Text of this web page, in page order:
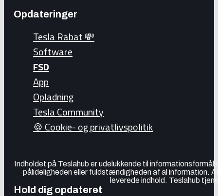
Opdateringer
Tesla Rabat 💸
Software
FSD
App
Opladning
Tesla Community
🍪 Cookie- og privatlivspolitik
Indholdet på Teslahub er udelukkende til
pålideligheden eller fuldstændigheden af al information.
leverede indhold. Teslahub
Hold dig opdateret